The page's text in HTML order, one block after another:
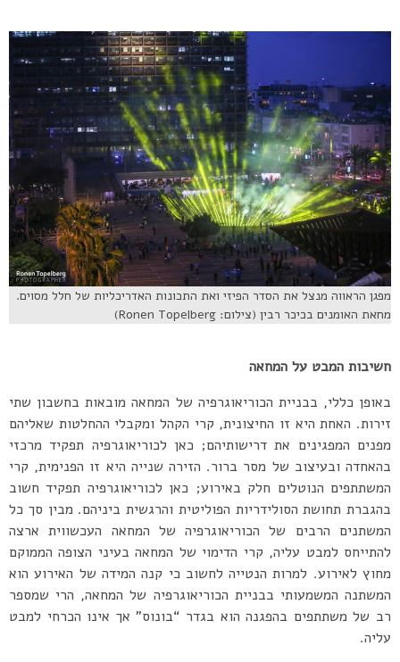
מפגן הראווה מנצל את הסדר הפיזי ואת התכונות האדריכליות של חלל מסוים.
מחאת האומנים בכיכר רבין (צילום: Ronen Topelberg)
חשיבות המבט על המחאה
באופן כללי, בבניית הכוריאוגרפיה של המחאה מובאות בחשבון שתי
זירות. האחת היא זו החיצונית, קרי הקהל ומקבלי ההחלטות שאליהם
מפנים המפגינים את דרישותיהם; כאן לכוריאוגרפיה תפקיד מרכזי
בהאחדה ובעיצוב של מסר ברור. הזירה שנייה היא זו הפנימית, קרי
המשתתפים הנוטלים חלק באירוע; כאן לכוריאוגרפיה תפקיד חשוב
בהגברת תחושת הסולידריות הפוליטית והרגשית ביניהם. מבין סך כל
המשתנים הרבים של הכוריאוגרפיה של המחאה העכשווית ארצה
להתייחס למבט עליה, קרי הדימוי של המחאה בעיני הצופה הממוקם
מחוץ לאירוע. למרות הנטייה לחשוב כי קנה המידה של האירוע הוא
המשתנה המשמעותי בבניית הכוריאוגרפיה של המחאה, הרי שמספר
רב של משתתפים בהפגנה הוא בגדר “בונוס” אך אינו הכרחי למבט
עליה.